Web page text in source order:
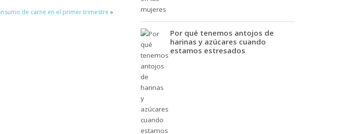
de carne en el primer trimestre »
Por qué tenemos antojos de
harinas y azúcares cuando
estamos estresados